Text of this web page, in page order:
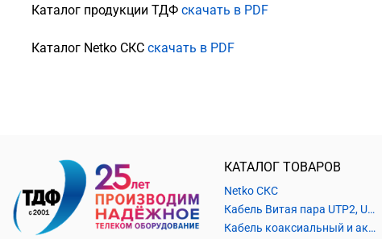
Каталог продукции ТДФ скачать в PDF
Каталог Netko СКС скачать в PDF
КАТАЛОГ ТОВАРОВ
Netko СКС
Кабель Витая пара UTP2, UTP4, FTP2, FTP4
Кабель коаксиальный и аксессуары